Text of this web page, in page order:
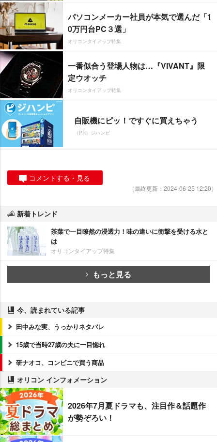
パソコンメーカー社員が本気で選んだ「1
0万円台PC３選」
オリコンタイアップ特集
一番似合う登場人物は…『VIVANT』限
定ウオッチ
オリコンタイアップ特集
自販機にピッ！ですぐに買えちゃう
（PR）ジハンピ
コメントする・見る
（最終更新：2024-06-25 12:20）
新着トレンド
茶葉で一目瞭然の浸透力！味の違いに衝撃を受ける水と
は
オリコンタイアップ特集
もっと見る
今、読まれている記事
田中みな実、うっかりネタバレ
15歳で当時27歳の夫に一目惚れ
研ナオコ、コンビニで買う商品
オリコン インフォメーション
2026年7月夏ドラマも、注目作＆話題作
が勢ぞろい！